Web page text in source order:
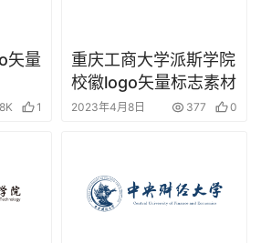
矢量
1
重庆工商大学派斯学院
校徽logo矢量标志素材
2023年4月8日 377 0